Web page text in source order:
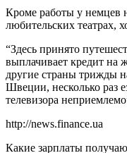
Кроме работы у немцев
любительских театрах,
“Здесь принято
выплачивает кредит на
другие страны трижды
Швеции, несколько раз
телевизора
http://news.finance.ua
Какие зарплаты